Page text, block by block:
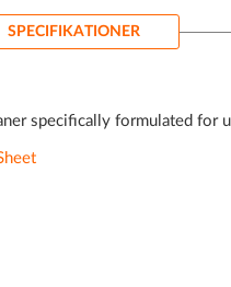
specifically formulated for
SPECIFIKATIONER